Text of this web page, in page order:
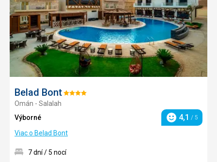
Belad BontHodnotenie:
Omán - Salalah
Výborné
Hodnotenie
4,1 / 5
Viac o Belad Bont
7 dní / 5 nocí